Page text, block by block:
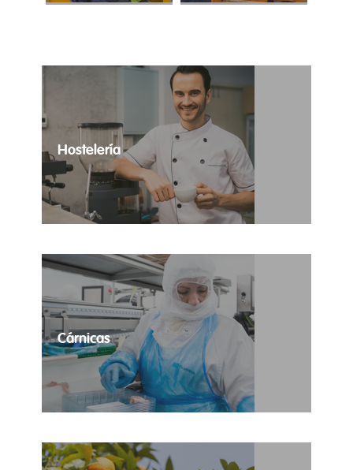
cubrir los
mejores manos.
Hostelería
Las necesidades temporales de tus
establecimientos totalmente cubiertas.
Cárnicas
Contratación temporal de profesionales del sector
cárnico.